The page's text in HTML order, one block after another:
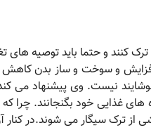
کنند و حتما باید توصیه
و سوخت و ساز بدن کاهش
نیست. وی پیشنهاد
های غذایی خود بگنجانند.
از ترک سیگار می شوند.در